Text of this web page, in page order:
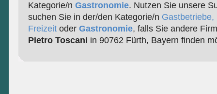
Kategorie/n Gastronomie. Nutzen Sie unsere
suchen Sie in der/den Kategorie/n
Freizeitoder Gastronomie, falls Sie andere
Pietro Toscani in 90762 Fürth, Bayern finden